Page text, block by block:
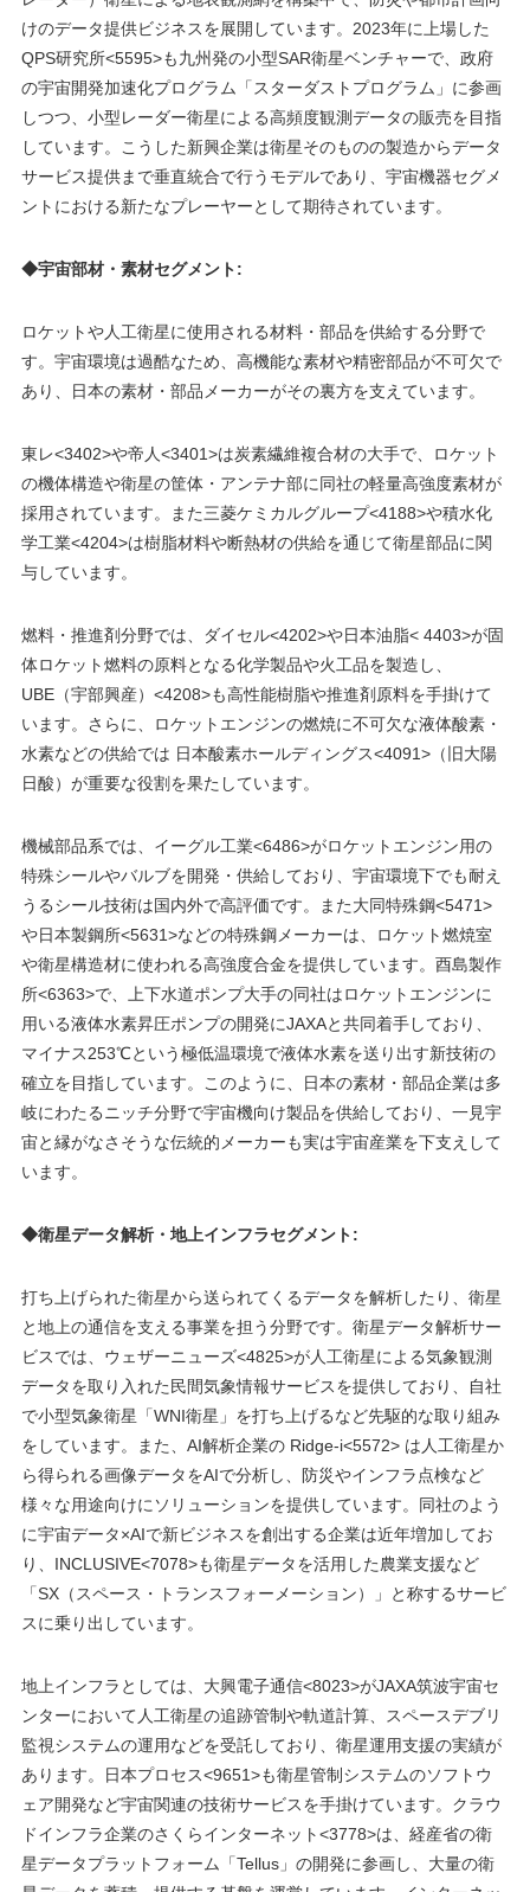
けのデータ提供ビジネスを展開しています。2023年に上場した
QPS研究所<5595>も九州発の小型SAR衛星ベンチャーで、政府
の宇宙開発加速化プログラム「スターダストプログラム」に参画
しつつ、小型レーダー衛星による高頻度観測データの販売を目指
しています​。こうした新興企業は衛星そのものの製造からデータ
サービス提供まで垂直統合で行うモデルであり、宇宙機器セグメ
ントにおける新たなプレーヤーとして期待されています。
◆宇宙部材・素材セグメント:
ロケットや人工衛星に使用される材料・部品を供給する分野で
す。宇宙環境は過酷なため、高機能な素材や精密部品が不可欠で
あり、日本の素材・部品メーカーがその裏方を支えています。
東レ<3402>や帝人<3401>は炭素繊維複合材の大手で、ロケット
の機体構造や衛星の筐体・アンテナ部に同社の軽量高強度素材が
採用されています。また三菱ケミカルグループ<4188>や積水化
学工業<4204>は樹脂材料や断熱材の供給を通じて衛星部品に関
与しています。
燃料・推進剤分野では、ダイセル<4202>や日本油脂< 4403>が固
体ロケット燃料の原料となる化学製品や火工品を製造し、
UBE（宇部興産）<4208>も高性能樹脂や推進剤原料を手掛けて
います。さらに、ロケットエンジンの燃焼に不可欠な液体酸素・
水素などの供給では 日本酸素ホールディングス<4091>（旧大陽
日酸）が重要な役割を果たしています。
機械部品系では、イーグル工業<6486>がロケットエンジン用の
特殊シールやバルブを開発・供給しており、宇宙環境下でも耐え
うるシール技術は国内外で高評価です。また大同特殊鋼<5471>
や日本製鋼所<5631>などの特殊鋼メーカーは、ロケット燃焼室
や衛星構造材に使われる高強度合金を提供しています。酉島製作
所<6363>で、上下水道ポンプ大手の同社はロケットエンジンに
用いる液体水素昇圧ポンプの開発にJAXAと共同着手しており、
マイナス253℃という極低温環境で液体水素を送り出す新技術の
確立を目指しています。このように、日本の素材・部品企業は多
岐にわたるニッチ分野で宇宙機向け製品を供給しており、一見宇
宙と縁がなさそうな伝統的メーカーも実は宇宙産業を下支えして
います。
◆衛星データ解析・地上インフラセグメント:
打ち上げられた衛星から送られてくるデータを解析したり、衛星
と地上の通信を支える事業を担う分野です。衛星データ解析サー
ビスでは、ウェザーニューズ<4825>が人工衛星による気象観測
データを取り入れた民間気象情報サービスを提供しており、自社
で小型気象衛星「WNI衛星」を打ち上げるなど先駆的な取り組み
をしています。また、AI解析企業の Ridge-i<5572> は人工衛星か
ら得られる画像データをAIで分析し、防災やインフラ点検など
様々な用途向けにソリューションを提供しています​。同社のよう
に宇宙データ×AIで新ビジネスを創出する企業は近年増加してお
り、INCLUSIVE<7078>も衛星データを活用した農業支援など
「SX（スペース・トランスフォーメーション）」と称するサービ
スに乗り出しています​。
地上インフラとしては、大興電子通信<8023>がJAXA筑波宇宙セ
ンターにおいて人工衛星の追跡管制や軌道計算、スペースデブリ
監視システムの運用などを受託しており、衛星運用支援の実績が
あります​。日本プロセス<9651>も衛星管制システムのソフトウ
ェア開発など宇宙関連の技術サービスを手掛けています。クラウ
ドインフラ企業のさくらインターネット<3778>は、経産省の衛
星データプラットフォーム「Tellus」の開発に参画し、大量の衛